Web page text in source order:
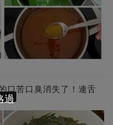
口苦口臭消失了！連舌
過